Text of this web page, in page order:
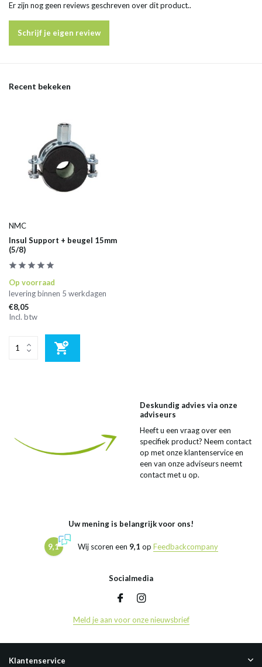
Er zijn nog geen reviews geschreven over dit product..
Schrijf je eigen review
Recent bekeken
NMC
Insul Support + beugel 15mm
(5/8)
Op voorraad
levering binnen 5 werkdagen
€8,05
Incl. btw
Deskundig advies via onze
adviseurs
Heeft u een vraag over een
specifiek product? Neem contact
op met onze klantenservice en
een van onze adviseurs neemt
contact met u op.
Uw mening is belangrijk voor ons!
9,1 Wij scoren een 9,1 op Feedbackcompany
Socialmedia
Meld je aan voor onze nieuwsbrief
Klantenservice